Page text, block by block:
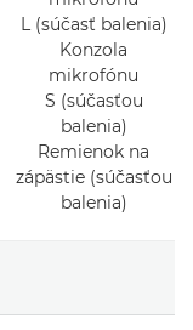
L (súčasť balenia)
Konzola
mikrofónu
S (súčasťou
balenia)
Remienok na
zápästie (súčasťou
balenia)